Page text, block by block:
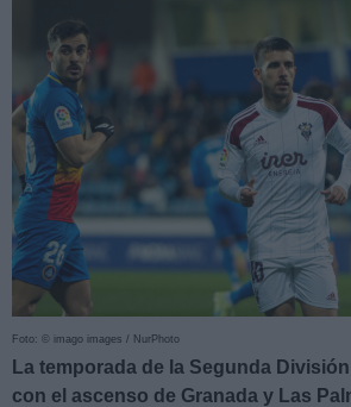
Foto: © imago images / NurPhoto
La temporada de la Segunda
con el ascenso de Granada y Las